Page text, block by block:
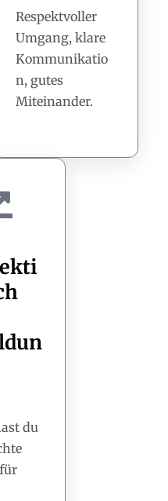
Respektvoller
Umgang, klare
Kommunikatio
n, gutes
Miteinander.
du